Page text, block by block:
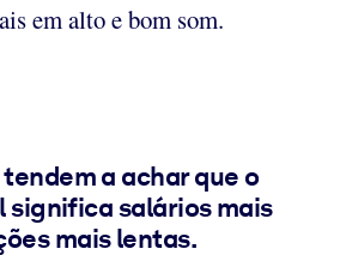
em alto e bom som.
a achar que o
salários mais
mais lentas.